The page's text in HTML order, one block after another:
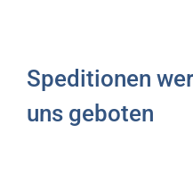
Speditionen
uns geboten